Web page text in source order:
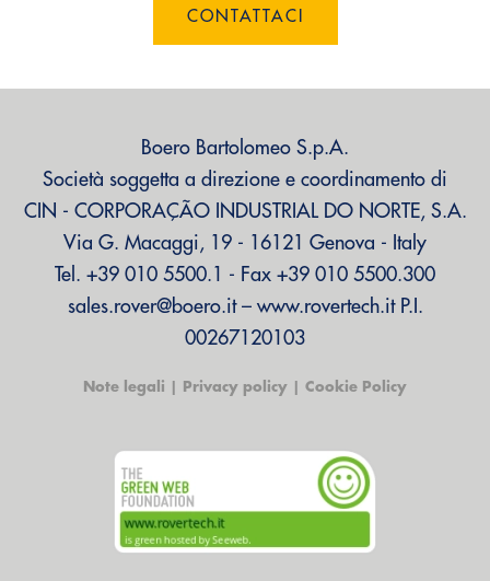
CONTATTACI
Boero Bartolomeo S.p.A.
Società soggetta a direzione e coordinamento di
CIN - CORPORAÇÃO INDUSTRIAL DO NORTE, S.A.
Via G. Macaggi, 19 - 16121 Genova - Italy
Tel. +39 010 5500.1
- Fax +39 010 5500.300
sales.rover@boero.it– www.rovertech.itP.I.
00267120103
Note legali Privacy policy | Cookie Policy